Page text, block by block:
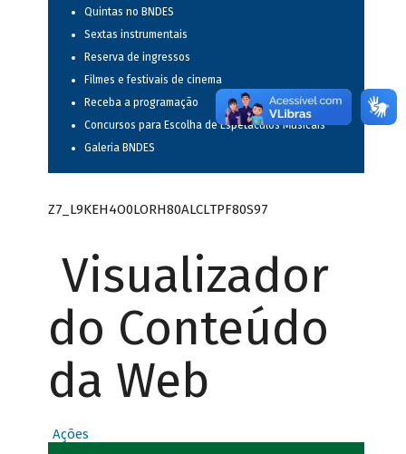
Quintas no BNDES
Sextas instrumentais
Reserva de ingressos
Filmes e festivais de cinema
Receba a programação
Concursos para Escolha de Espetáculos Musicais
Galeria BNDES
Z7_L9KEH4O0LORH80ALCLTPF80S97
Visualizador
do Conteúdo
da Web
Ações